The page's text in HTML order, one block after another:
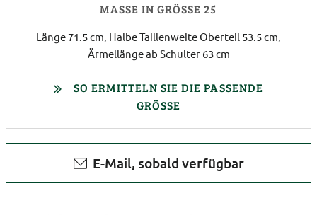
MASSE IN GRÖSSE 25
Länge 71.5 cm, Halbe Taillenweite Oberteil 53.5 cm,
Ärmellänge ab Schulter 63 cm
SO ERMITTELN SIE DIE PASSENDE
GRÖSSE
E-Mail, sobald verfügbar